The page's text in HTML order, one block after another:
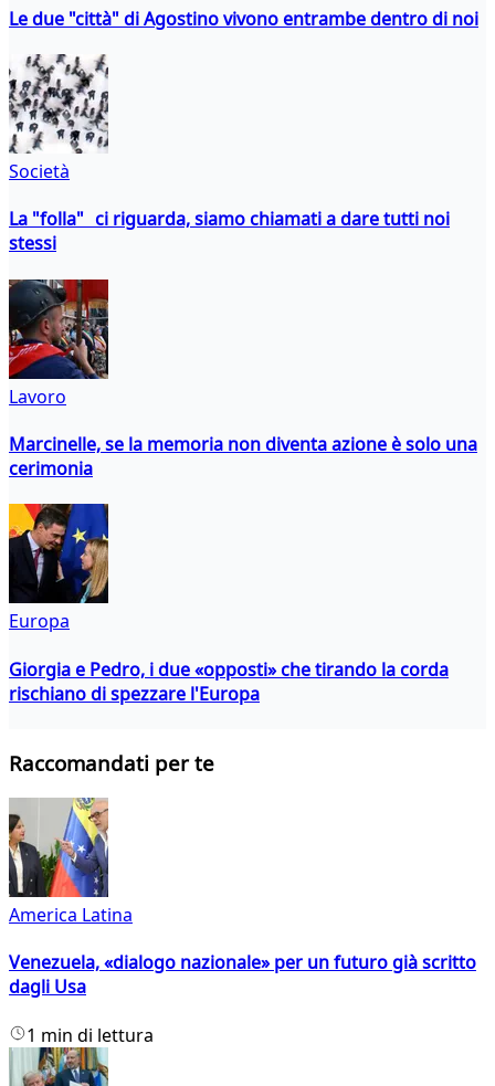
Le due "città" di Agostino vivono entrambe dentro di noi
Società
La "folla" ci riguarda, siamo chiamati a dare tutti noi
stessi
Lavoro
Marcinelle, se la memoria non diventa azione è solo una
cerimonia
Europa
Giorgia e Pedro, i due «opposti» che tirando la corda
rischiano di spezzare l'Europa
Raccomandati per te
America Latina
Venezuela, «dialogo nazionale» per un futuro già scritto
dagli Usa
1 min di lettura